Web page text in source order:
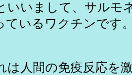
いいまして、サルモ
ているワクチンです
は人間の免疫反応を